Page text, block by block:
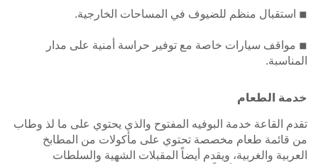
◾ استقبال منظم للضيوف في المساحات الخارجية.
◾ مواقف سيارات خاصة مع توفير حراسة أمنية على مدار
المناسبة.
خدمة الطعام
تقدم القاعة خدمة البوفيه المفتوح والذي يحتوي على ما لذ وطاب
من قائمة طعام مخصصة تحتوي على مأكولات من المطابخ
العربية والغربية، ويقدم أيضاً المقبلات الشهية والسلطات